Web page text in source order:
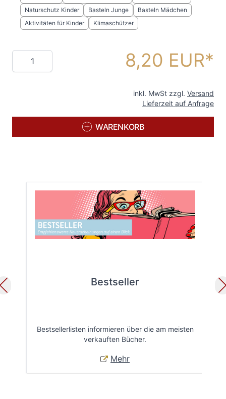
Naturschutz Kinder
Basteln Junge
Basteln Mädchen
Aktivitäten für Kinder
Klimaschützer
Menge 8,20 EUR
inkl. MwSt zzgl. Versand
Lieferzeit auf Anfrage
WARENKORB
Bestseller
Bestsellerlisten informieren über die am meisten
verkauften Bücher.
Mehr